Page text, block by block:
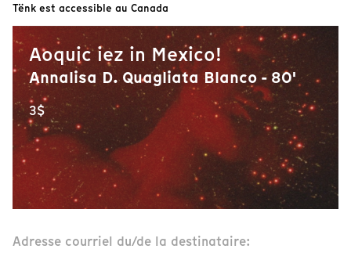
Tënk est accessible au Canada
Aoquic iez in Mexico!
Annalisa D. Quagliata Blanco - 80'
3$
Adresse courriel du/de la destinataire: